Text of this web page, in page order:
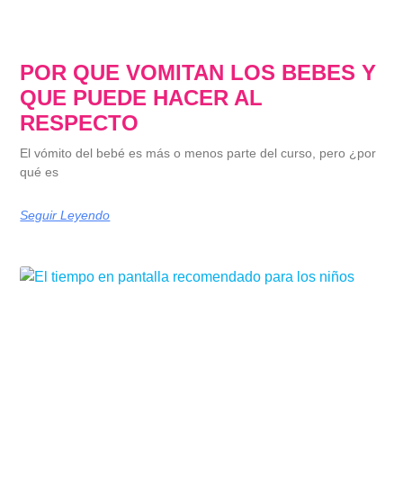
POR QUE VOMITAN LOS BEBES Y
QUE PUEDE HACER AL
RESPECTO
El vómito del bebé es más o menos parte del curso, pero ¿por
qué es
Seguir Leyendo